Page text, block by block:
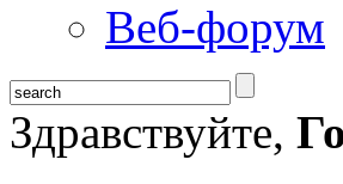
Веб-форум
Здравствуйте,